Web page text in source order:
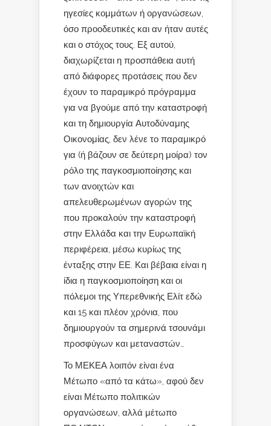
ηγεσίες κομμάτων ή οργανώσεων,
όσο προοδευτικές και αν ήταν αυτές
και ο στόχος τους. Εξ αυτού,
διαχωρίζεται η προσπάθεια αυτή
από διάφορες προτάσεις που δεν
έχουν το παραμικρό πρόγραμμα
για να βγούμε από την καταστροφή
και τη δημιουργία Αυτοδύναμης
Οικονομίας, δεν λένε το παραμικρό
για (ή βάζουν σε δεύτερη μοίρα) τον
ρόλο της παγκοσμιοποίησης και
των ανοιχτών και
απελευθερωμένων αγορών της
που προκαλούν την καταστροφή
στην Ελλάδα και την Ευρωπαϊκή
περιφέρεια, μέσω κυρίως της
ένταξης στην ΕΕ. Και βέβαια είναι η
ίδια η παγκοσμιοποίηση και οι
πόλεμοι της Υπερεθνικής Ελίτ εδώ
και 15 και πλέον χρόνια, που
δημιουργούν τα σημερινά τσουνάμι
προσφύγων και μεταναστών…
Το ΜΕΚΕΑ λοιπόν είναι ένα
Μέτωπο «από τα κάτω», αφού δεν
είναι Μέτωπο πολιτικών
οργανώσεων, αλλά μέτωπο